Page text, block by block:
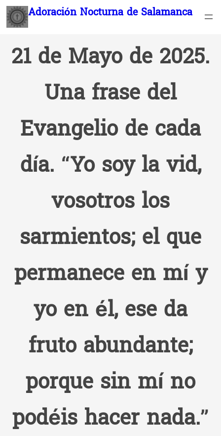
Saltar Adoración Nocturna de Salamanca
21 de Mayo de 2025.
Una frase del
Evangelio de cada
día. “Yo soy la vid,
vosotros los
sarmientos; el que
permanece en mí y
yo en él, ese da
fruto abundante;
porque sin mí no
podéis hacer nada.”